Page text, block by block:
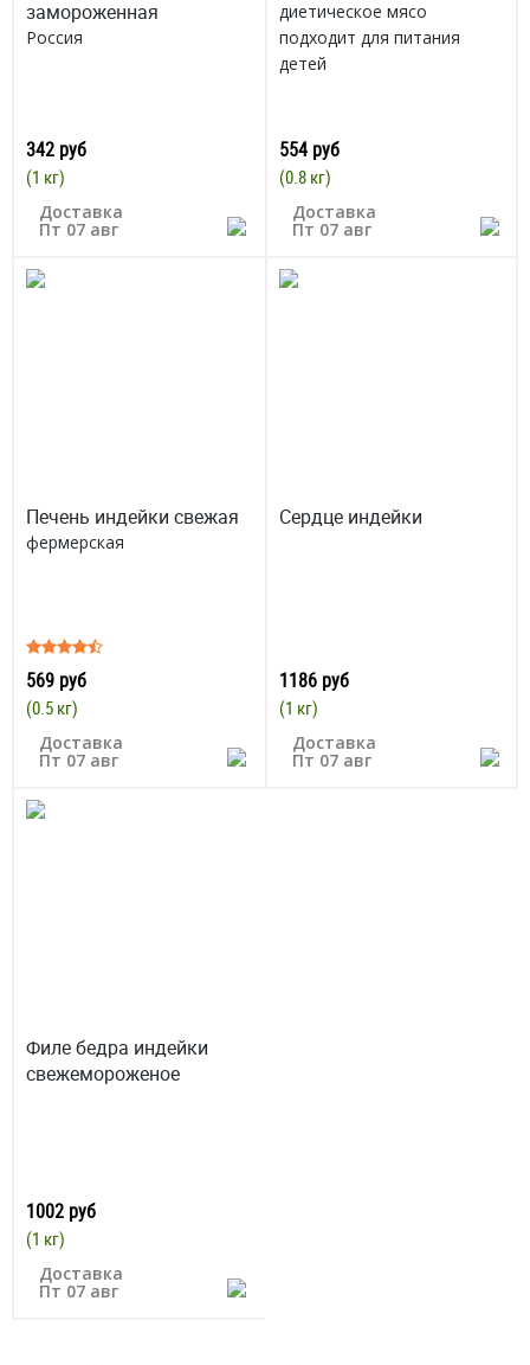
замороженная
Россия
342 руб
(1 кг)
Доставка
Пт 07 авг
диетическое мясо
подходит для питания
детей
554 руб
(0.8 кг)
Доставка
Пт 07 авг
Печень индейки свежая
фермерская
569 руб
(0.5 кг)
Доставка
Пт 07 авг
Сердце индейки
1186 руб
(1 кг)
Доставка
Пт 07 авг
Филе бедра индейки
свежемороженое
1002 руб
(1 кг)
Доставка
Пт 07 авг